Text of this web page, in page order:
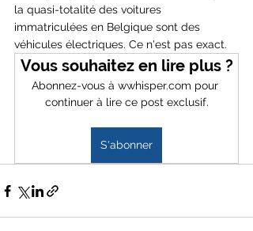
la quasi-totalité des voitures
immatriculées en Belgique sont des
véhicules électriques. Ce n'est pas exact.
Vous souhaitez en lire plus ?
Abonnez-vous à wwhisper.com pour
continuer à lire ce post exclusif.
S'abonner